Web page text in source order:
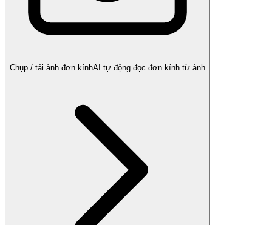
Chụp / tải ảnh đơn kínhAI tự động đọc đơn kính từ ảnh